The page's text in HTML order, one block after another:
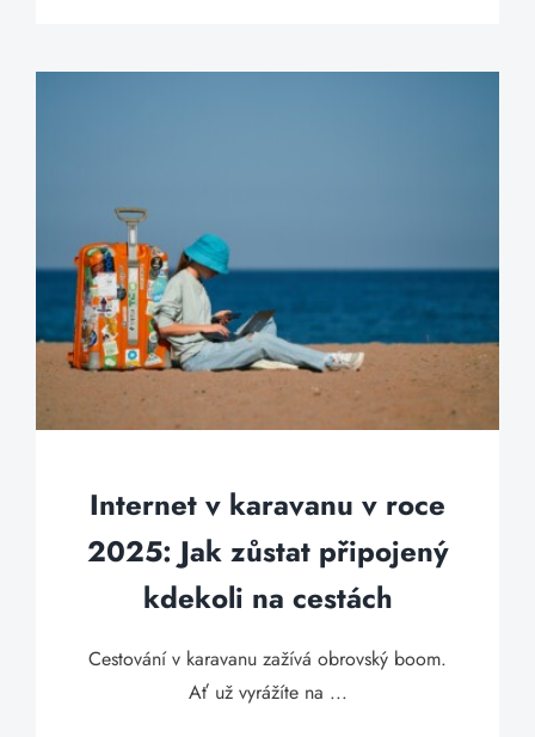
Internet v karavanu v roce
2025: Jak zůstat připojený
kdekoli na cestách
Cestování v karavanu zažívá obrovský boom.
Ať už vyrážíte na ...